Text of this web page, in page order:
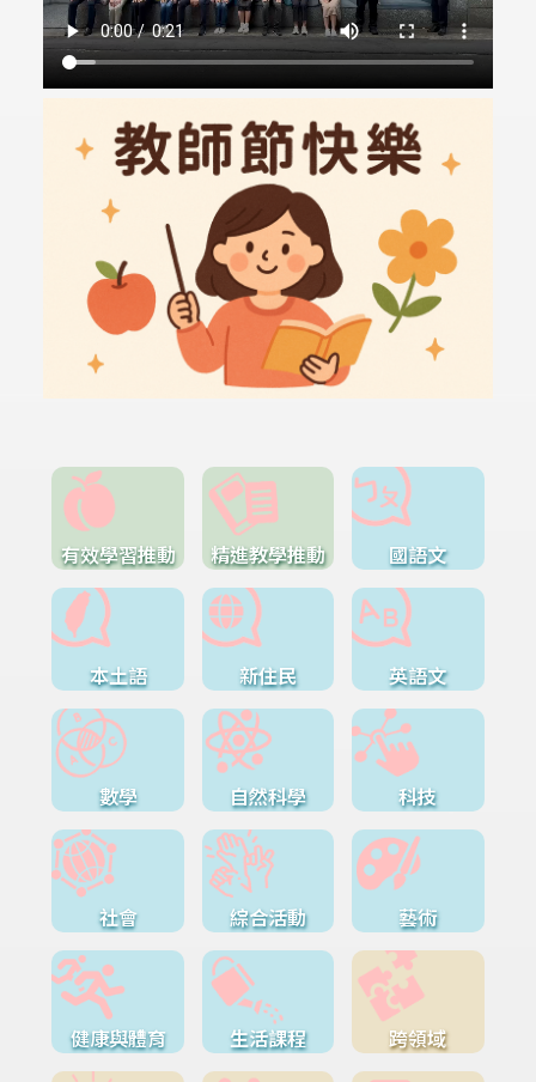
有效學習推動 精進教學推動 國語文
本土語 新住民 英語文
數學 自然科學 科技
社會 綜合活動 藝術
健康與體育 生活課程 跨領域